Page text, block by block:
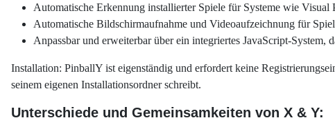
Automatische Erkennung installierter Spiele für Systeme wie Visual
Automatische Bildschirmaufnahme und Videoaufzeichnung für
Anpassbar und erweiterbar über ein integriertes JavaScript-
Installation: PinballY ist eigenständig und erfordert keine
seinem eigenen Installationsordner schreibt.
Unterschiede und Gemeinsamkeiten von X & Y: